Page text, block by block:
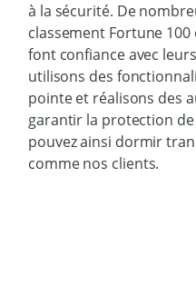
à la sécurité. De
classement Fortune
font confiance avec
utilisons des
pointe et réalisons des
garantir la protection
pouvez ainsi dormir
comme nos clients.